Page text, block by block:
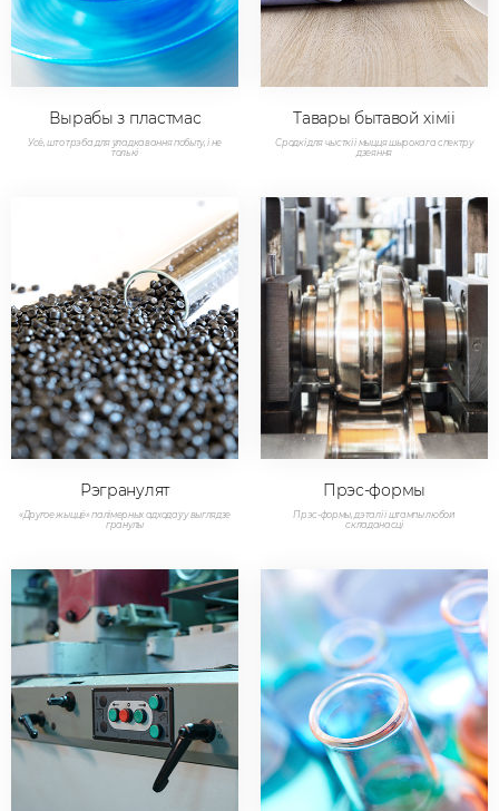
Вырабы з пластмас
Усё, што трэба для ўладкавання побыту, і не
толькі
Тавары бытавой хіміі
Сродкі для чысткі і мыцця шырокага спектру
дзеяння
Рэгранулят
«Другое жыццё» палімерных адходаў у выглядзе
гранулы
Прэс-формы
Прэс-формы, дэталі і штампы любой
складанасці